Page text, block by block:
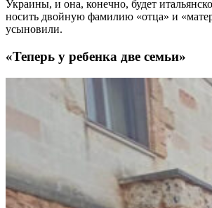
Украины, и она, конечно, будет
носить двойную фамилию «отца» и
усыновили.
«Теперь у ребенка две семьи»